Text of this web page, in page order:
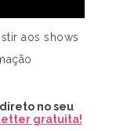
aos shows
no seu
gratuita!